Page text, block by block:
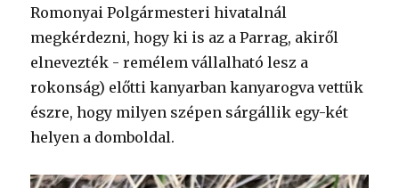
Romonyai Polgármesteri hivatalnál
megkérdezni, hogy ki is az a Parrag, akiről
elnevezték - remélem vállalható lesz a
rokonság) előtti kanyarban kanyarogva vettük
észre, hogy milyen szépen sárgállik egy-két
helyen a domboldal.